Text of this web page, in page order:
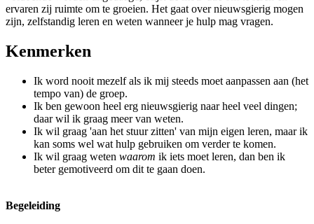
ervaren zij ruimte om te groeien. Het gaat over nieuwsgierig mogen
zijn, zelfstandig leren en weten wanneer je hulp mag vragen.
Kenmerken
Ik word nooit mezelf als ik mij steeds moet aanpassen aan (het
tempo van) de groep.
Ik ben gewoon heel erg nieuwsgierig naar heel veel dingen;
daar wil ik graag meer van weten.
Ik wil graag 'aan het stuur zitten' van mijn eigen leren, maar ik
kan soms wel wat hulp gebruiken om verder te komen.
Ik wil graag weten waarom ik iets moet leren, dan ben ik
beter gemotiveerd om dit te gaan doen.
Begeleiding